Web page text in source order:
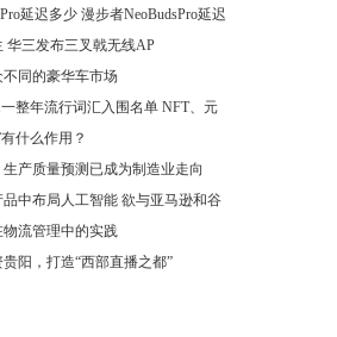
延迟多少 漫步者NeoBudsPro延迟
华三发布三叉戟无线AP
同的豪华车市场
一整年流行词汇入围名单 NFT、元
什么作用？
产质量预测已成为制造业走向
中布局人工智能 欲与亚马逊和谷
流管理中的实践
阳，打造“西部直播之都”